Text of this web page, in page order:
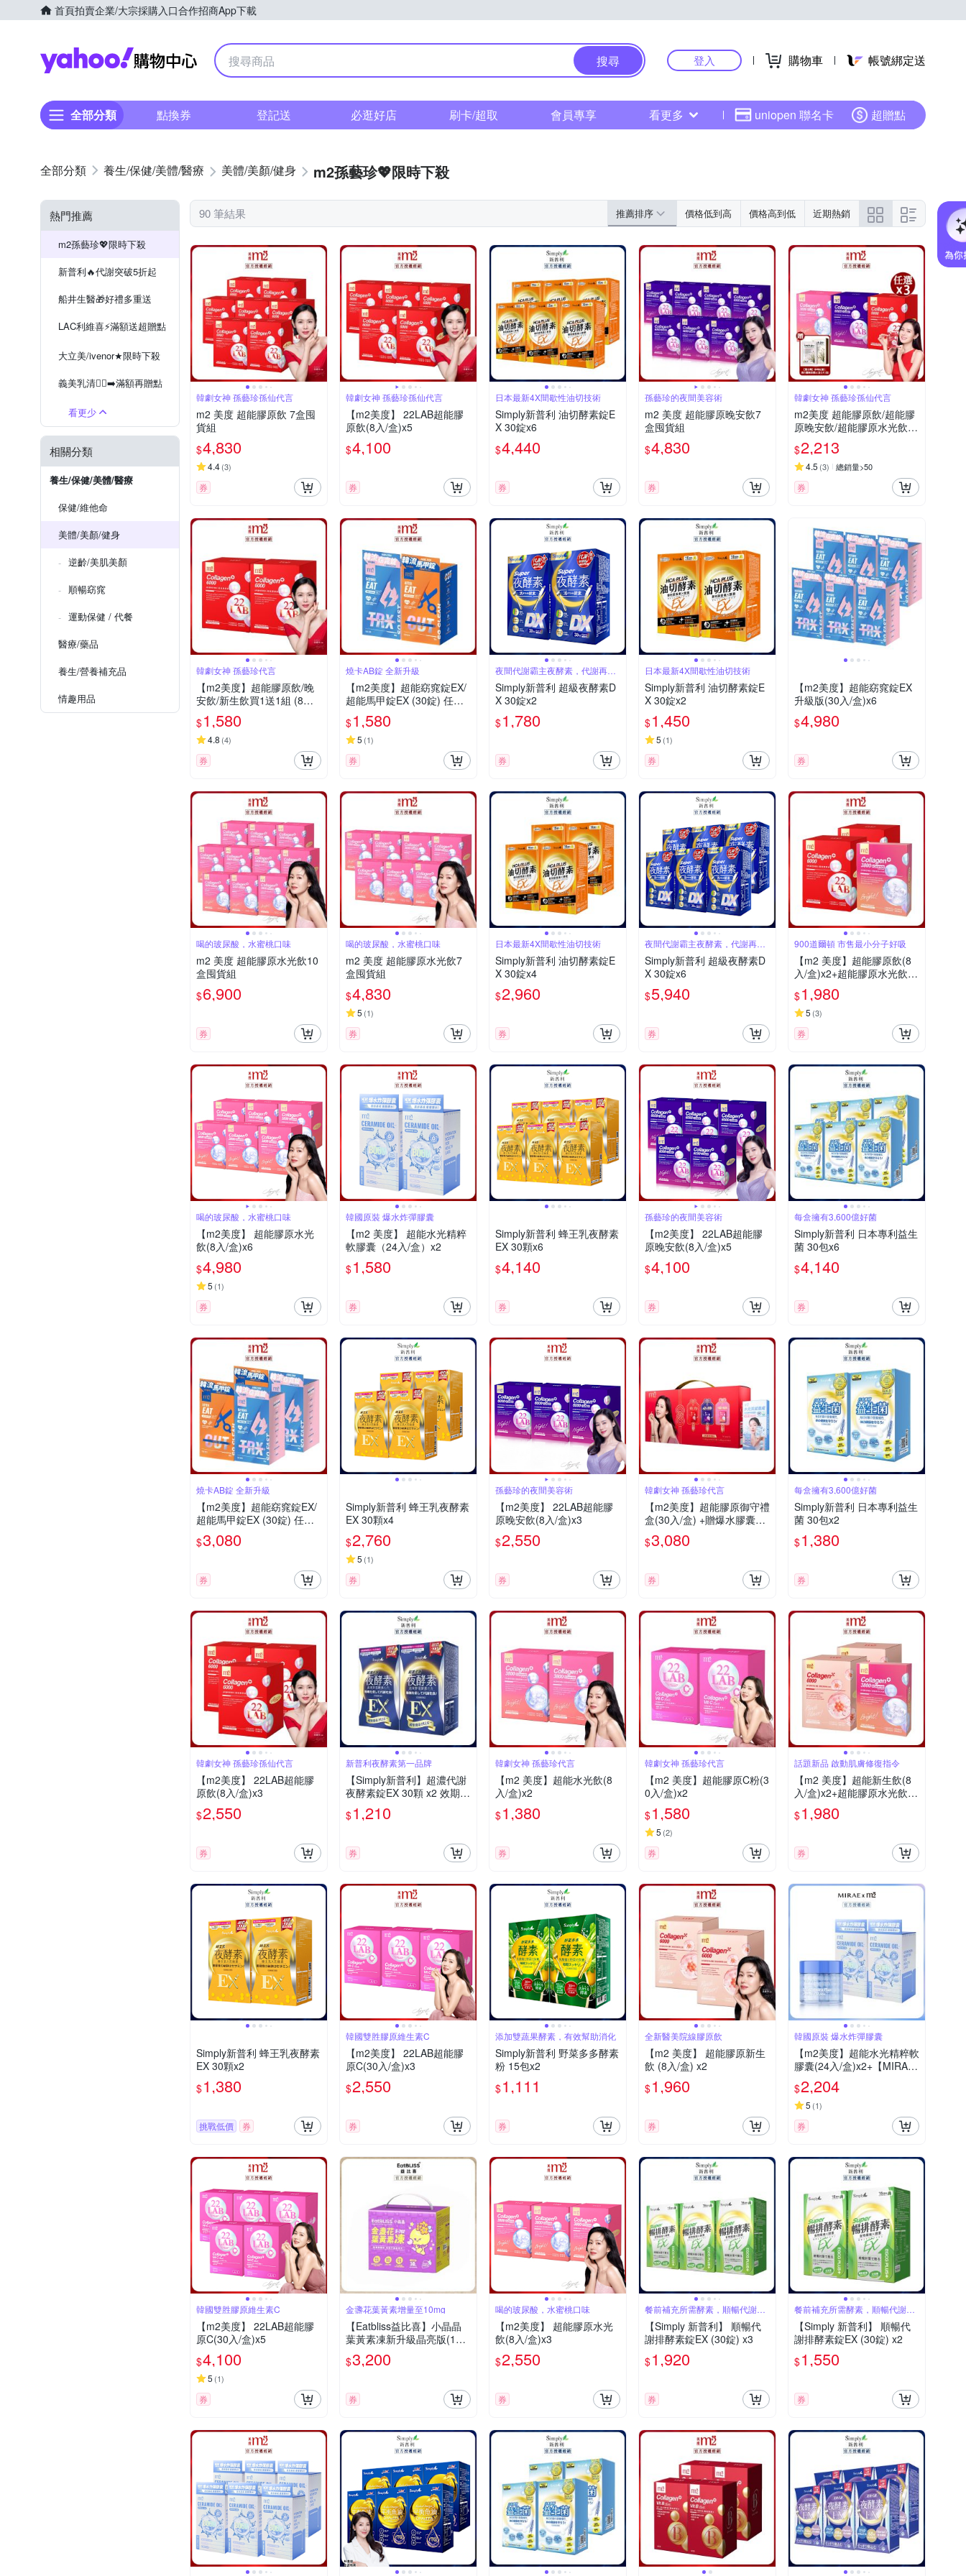
首頁拍賣企業/大宗採購入口合作招商App下載
Yahoo購物中心
搜尋 登入 購物車 帳號綁定送
全部分類 點換券 登記送 必逛好店 刷卡/超取 會員專享 看更多 uniopen 聯名卡 超贈點
養生/保健/美體/醫療 美體/美顏/健身 m2孫藝珍💖限時下殺
熱門推薦
m2孫藝珍💖限時下殺
新普利🔥代謝突破5折起
船井生醫🎁好禮多重送
LAC利維喜⚡️滿額送超贈點
大立美/ivenor★限時下殺
義美乳清🏃‍♂️‍➡️滿額再贈點
看更少
相關分類
養生/保健/美體/醫療
保健/維他命
美體/美顏/健身
逆齡/美肌美顏
順暢窈窕
運動保健 / 代餐
醫療/藥品
養生/營養補充品
情趣用品
90 筆結果 推薦排序 價格低到高 價格高到低 近期熱銷
韓劇女神 孫藝珍孫仙代言
m2 美度 超能膠原飲 7盒囤
貨組
$4,830
4.4(3)
券
韓劇女神 孫藝珍孫仙代言
【m2美度】 22LAB超能膠
原飲(8入/盒)x5
$4,100
券
日本最新4X間歇性油切技術
Simply新普利 油切酵素錠E
X 30錠x6
$4,440
券
孫藝珍的夜間美容術
m2 美度 超能膠原晚安飲7
盒囤貨組
$4,830
券
韓劇女神 孫藝珍孫仙代言
m2美度 超能膠原飲/超能膠
原晚安飲/超能膠原水光飲任
選x3 贈豐台灣 珍珠紅薏仁
透白蠶絲面膜x1
$2,213
4.5 (3) 總銷量>50
券
韓劇女神 孫藝珍代言
【m2美度】超能膠原飲/晚
安飲/新生飲買1送1組 (8入/
盒) 任選2盒
$1,580
4.8 (4)
券
燒卡AB錠 全新升級
【m2美度】超能窈窕錠EX/
超能馬甲錠EX (30錠) 任選2
$1,580
5 (1)
券
夜間代謝霸主夜酵素，代謝再進
化版
Simply新普利 超級夜酵素D
X 30錠x2
$1,780
券
日本最新4X間歇性油切技術
Simply新普利 油切酵素錠E
X 30錠x2
$1,450
5 (1)
券
【m2美度】超能窈窕錠EX
升級版(30入/盒)x6
$4,980
券
喝的玻尿酸，水蜜桃口味
m2 美度 超能膠原水光飲10
盒囤貨組
$6,900
券
喝的玻尿酸，水蜜桃口味
m2 美度 超能膠原水光飲7
盒囤貨組
$4,830
5 (1)
券
日本最新4X間歇性油切技術
Simply新普利 油切酵素錠E
X 30錠x4
$2,960
券
夜間代謝霸主夜酵素，代謝再進
化版
Simply新普利 超級夜酵素D
X 30錠x6
$5,940
券
900道爾頓 市售最小分子好吸
【m2 美度】超能膠原飲(8
入/盒)x2+超能膠原水光飲
(4入/盒)x1
$1,980
5 (3)
券
喝的玻尿酸，水蜜桃口味
【m2美度】 超能膠原水光
飲(8入/盒)x6
$4,980
5 (1)
券
韓國原裝 爆水炸彈膠囊
【m2 美度】 超能水光精粹
軟膠囊（24入/盒）x2
$1,580
券
Simply新普利 蜂王乳夜酵素
EX 30顆x6
$4,140
券
孫藝珍的夜間美容術
【m2美度】 22LAB超能膠
原晚安飲(8入/盒)x5
$4,100
券
每盒擁有3,600億好菌
Simply新普利 日本專利益生
菌 30包x6
$4,140
券
燒卡AB錠 全新升級
【m2美度】超能窈窕錠EX/
超能馬甲錠EX (30錠) 任選4
盒
$3,080
券
Simply新普利 蜂王乳夜酵素
EX 30顆x4
$2,760
5 (1)
券
孫藝珍的夜間美容術
【m2美度】 22LAB超能膠
原晚安飲(8入/盒)x3
$2,550
券
韓劇女神 孫藝珍代言
【m2美度】超能膠原御守禮
盒(30入/盒) +贈爆水膠囊6
入x1
$3,080
券
每盒擁有3,600億好菌
Simply新普利 日本專利益生
菌 30包x2
$1,380
券
韓劇女神 孫藝珍孫仙代言
【m2美度】 22LAB超能膠
原飲(8入/盒)x3
$2,550
券
新普利夜酵素第一品牌
【Simply新普利】超濃代謝
夜酵素錠EX 30顆 x2 效期2
0270501
$1,210
券
韓劇女神 孫藝珍代言
【m2 美度】超能水光飲(8
入/盒)x2
$1,380
券
韓劇女神 孫藝珍代言
【m2 美度】超能膠原C粉(3
0入/盒)x2
$1,580
5 (2)
券
話題新品 啟動肌膚修復指令
【m2 美度】超能新生飲(8
入/盒)x2+超能膠原水光飲
(4入/盒)x1
$1,980
券
Simply新普利 蜂王乳夜酵素
EX 30顆x2
$1,380
挑戰低價 券
韓國雙胜膠原維生素C
【m2美度】 22LAB超能膠
原C(30入/盒)x3
$2,550
券
添加雙蔬果酵素，有效幫助消化
Simply新普利 野菜多多酵素
粉 15包x2
$1,111
券
全新醫美院線膠原飲
【m2 美度】 超能膠原新生
飲 (8入/盒) x2
$1,960
券
韓國原裝 爆水炸彈膠囊
【m2美度】超能水光精粹軟
膠囊(24入/盒)x2+【MIRAE
未來美】補水膠囊精華膜(8
0ml/瓶)x1
$2,204
5 (1)
券
韓國雙胜膠原維生素C
【m2美度】 22LAB超能膠
原C(30入/盒)x5
$4,100
5 (1)
券
金盞花葉黃素增量至10mg
【Eatbliss益比喜】小晶晶
葉黃素凍新升級晶亮版(100
入/盒)
$3,200
券
喝的玻尿酸，水蜜桃口味
【m2美度】 超能膠原水光
飲(8入/盒)x3
$2,550
券
餐前補充所需酵素，順暢代謝更
有感
【Simply 新普利】 順暢代
謝排酵素錠EX (30錠) x3
$1,920
券
餐前補充所需酵素，順暢代謝更
有感
【Simply 新普利】 順暢代
謝排酵素錠EX (30錠) x2
$1,550
券